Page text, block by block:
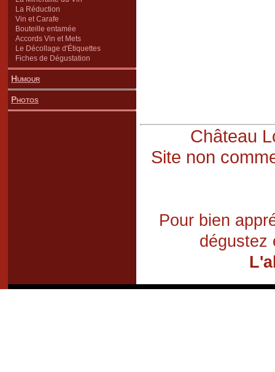
La Réduction
Vin et Carafe
Bouteille entamée
Accords Vin et Mets
Le Décollage d'Étiquettes
Fiches de Dégustation
Humour
Photos
Château
Site non
Pour bien
dégustez